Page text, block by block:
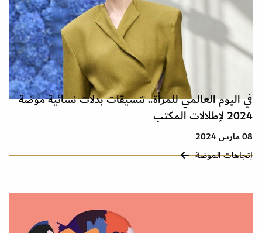
في اليوم العالمي للمرأة.. تنسيقات بدلات نسائية موضة
2024 لإطلالات المكتب
08 مارس 2024
إتجاهات الموضة